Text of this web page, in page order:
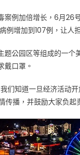
案例加倍增长，6月
增加到107例，让人
题公园区等组成的一
口罩。
知道一旦经济活动开
播，并鼓励大家负起